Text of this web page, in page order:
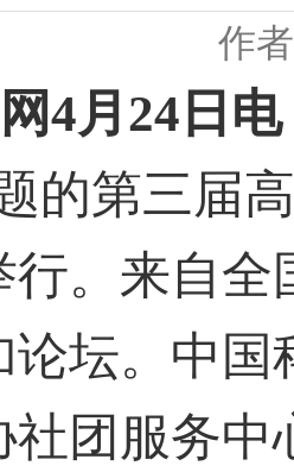
作
4月24日电
的第三届
行。来自全
论坛。中
社团服务